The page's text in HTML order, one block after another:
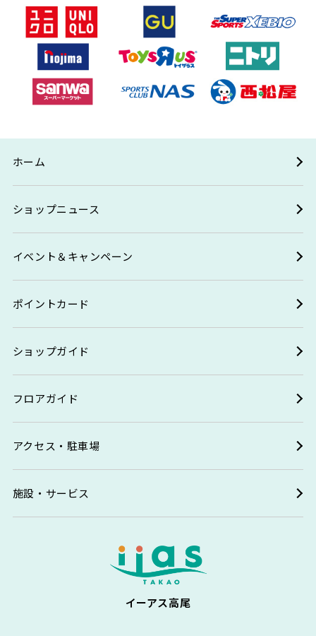
ホーム
ショップニュース
イベント＆キャンペーン
ポイントカード
ショップガイド
フロアガイド
アクセス・駐車場
施設・サービス
イーアス高尾